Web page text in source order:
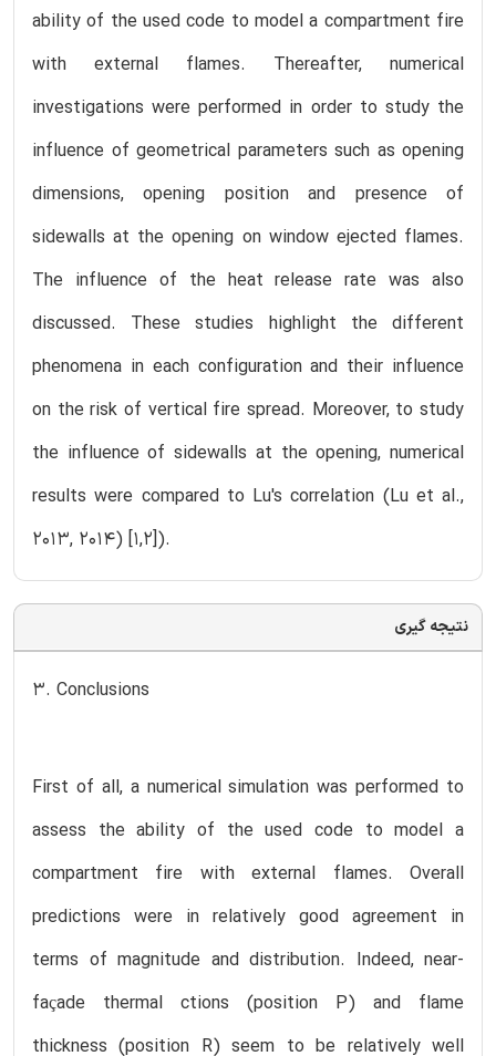
ability of the used code to model a compartment fire
with external flames. Thereafter, numerical
investigations were performed in order to study the
influence of geometrical parameters such as opening
dimensions, opening position and presence of
sidewalls at the opening on window ejected flames.
The influence of the heat release rate was also
discussed. These studies highlight the different
phenomena in each configuration and their influence
on the risk of vertical fire spread. Moreover, to study
the influence of sidewalls at the opening, numerical
results were compared to Lu's correlation (Lu et al.,
2013, 2014) [1,2]).
نتیجه گیری
3. Conclusions
First of all, a numerical simulation was performed to
assess the ability of the used code to model a
compartment fire with external flames. Overall
predictions were in relatively good agreement in
terms of magnitude and distribution. Indeed, near-
façade thermal ctions (position P) and flame
thickness (position R) seem to be relatively well